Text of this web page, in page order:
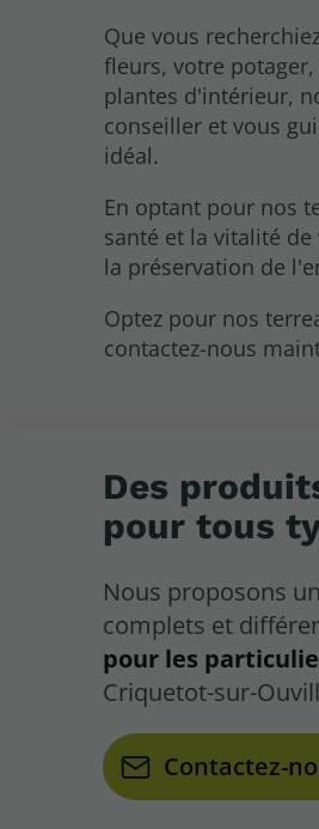
Que vous
fleurs, votre
plantes d'intérieur,
conseiller et vous
idéal.
En optant pour nos
santé et la vitalité
la préservation de
Optez pour nos
contactez-nous
Des
pour tous
Nous proposons
complets et
pour les
Criquetot-sur-
Contactez-